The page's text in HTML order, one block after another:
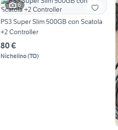
6
PS3 Super Slim 500GB con Scatola
+2 Controller
80 €
Nichelino(TO)